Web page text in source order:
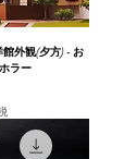
館外観(夕方) - お
ラー